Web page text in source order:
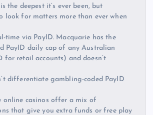
the deepest it’s ever been, but
look for matters more than ever when
time via PayID. Macquarie has the
PayID daily cap of any Australian
for retail accounts) and doesn’t
differentiate gambling-coded PayID
online casinos offer a mix of
that give you extra funds or free play